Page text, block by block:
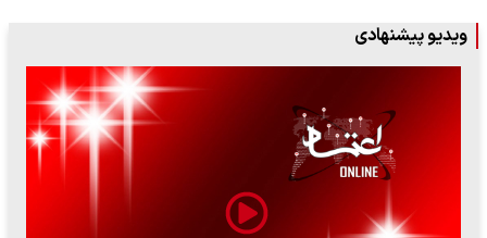
ویدیو پیشنهادی